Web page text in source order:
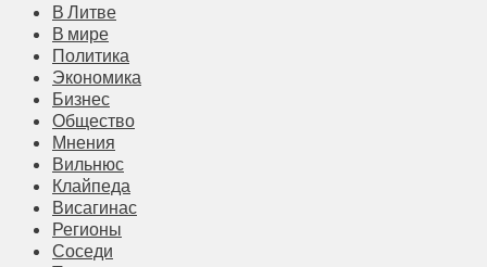
В Литве
В мире
Политика
Экономика
Бизнес
Общество
Мнения
Вильнюс
Клайпеда
Висагинас
Регионы
Соседи